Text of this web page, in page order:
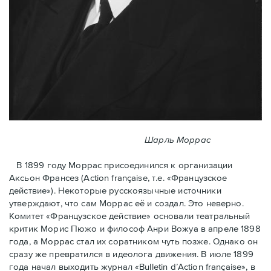
Шарль Моррас
В 1899 году Моррас присоединился к организации
Аксьон Франсез (Action française, т.е. «Французское
действие»). Некоторые русскоязычные источники
утверждают, что сам Моррас её и создал. Это неверно.
Комитет «Французское действие» основали театральный
критик Морис Пюжо и философ Анри Вожуа в апреле 1898
года, а Моррас стал их соратником чуть позже. Однако он
сразу же превратился в идеолога движения. В июле 1899
года начал выходить журнал «Bulletin d’Action française», в